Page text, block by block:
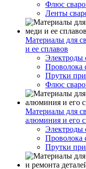
Флюс
Ленты
Материалы для
и ее сплавов
Электроды
Проволока
Прутки
Флюс
Материалы для
алюминия и его
Электроды
Проволока
Прутки